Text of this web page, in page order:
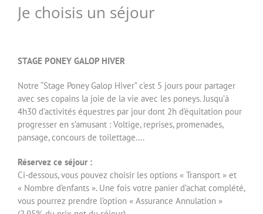
Je choisis un séjour
STAGE PONEY GALOP HIVER
Notre “Stage Poney Galop Hiver” c’est 5 jours pour partager
avec ses copains la joie de la vie avec les poneys. Jusqu’à
4h30 d’activités équestres par jour dont 2h d’équitation pour
progresser en s’amusant : Voltige, reprises, promenades,
pansage, concours de toilettage….
Réservez ce séjour :
Ci-dessous, vous pouvez choisir les options « Transport » et
« Nombre d’enfants ». Une fois votre panier d’achat complété,
vous pourrez prendre l’option « Assurance Annulation »